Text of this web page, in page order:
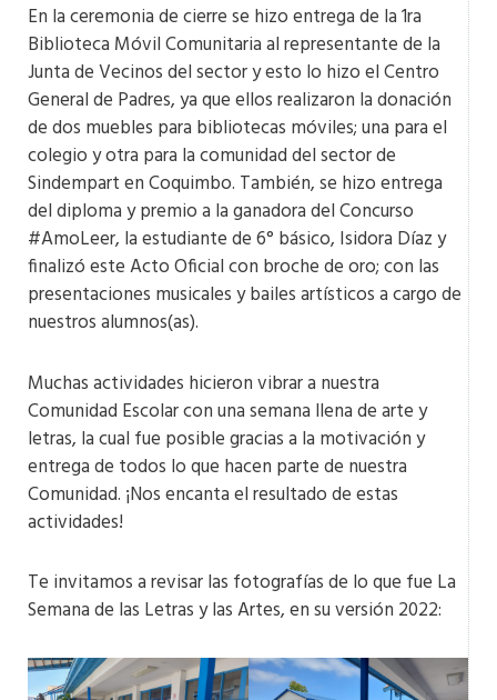
En la ceremonia de cierre se hizo entrega de la 1ra
Biblioteca Móvil Comunitaria al representante de la
Junta de Vecinos del sector y esto lo hizo el Centro
General de Padres, ya que ellos realizaron la donación
de dos muebles para bibliotecas móviles; una para el
colegio y otra para la comunidad del sector de
Sindempart en Coquimbo. También, se hizo entrega
del diploma y premio a la ganadora del Concurso
#AmoLeer, la estudiante de 6° básico, Isidora Díaz y
finalizó este Acto Oficial con broche de oro; con las
presentaciones musicales y bailes artísticos a cargo de
nuestros alumnos(as).
Muchas actividades hicieron vibrar a nuestra
Comunidad Escolar con una semana llena de arte y
letras, la cual fue posible gracias a la motivación y
entrega de todos lo que hacen parte de nuestra
Comunidad. ¡Nos encanta el resultado de estas
actividades!
Te invitamos a revisar las fotografías de lo que fue La
Semana de las Letras y las Artes, en su versión 2022: